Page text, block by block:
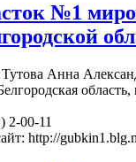
№1
Анна
область,
2-00-11
http://